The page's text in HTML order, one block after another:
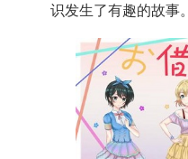
识发生了有趣的故事。